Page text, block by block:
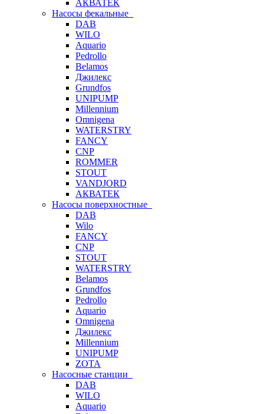
АКВАТЕК
Насосы фекальные
DAB
WILO
Aquario
Pedrollo
Belamos
Джилекс
Grundfos
UNIPUMP
Millennium
Omnigena
WATERSTRY
FANCY
CNP
ROMMER
STOUT
VANDJORD
АКВАТЕК
Насосы поверхностные
DAB
Wilo
FANCY
CNP
STOUT
WATERSTRY
Belamos
Grundfos
Pedrollo
Aquario
Omnigena
Джилекс
Millennium
UNIPUMP
ZOTA
Насосные станции
DAB
WILO
Aquario